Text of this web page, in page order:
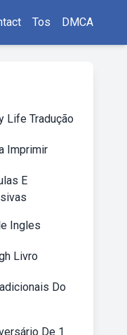
Tos DMCA
Life Tradução
Imprimir
E
Ingles
Livro
Do
De 1